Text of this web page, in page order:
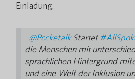
Einladung.
. @PocketalkStartet
die Menschen mit
sprachlichen Hintergrund
und eine Welt der Inklusion